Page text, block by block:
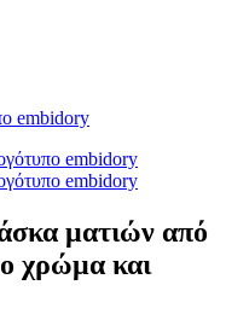
ματιών από
χρώμα και